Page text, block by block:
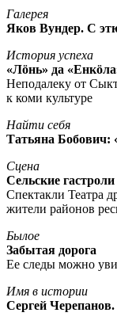
Галерея
Яков Вундер. С
История успеха
«Лöнь» да
Неподалеку от
к коми культуре
Найти себя
Татьяна Бобович:
Сцена
Сельские гастроли
Спектакли Театра
жители районов
Былое
Забытая дорога
Ее следы можно
Имя в истории
Сергей